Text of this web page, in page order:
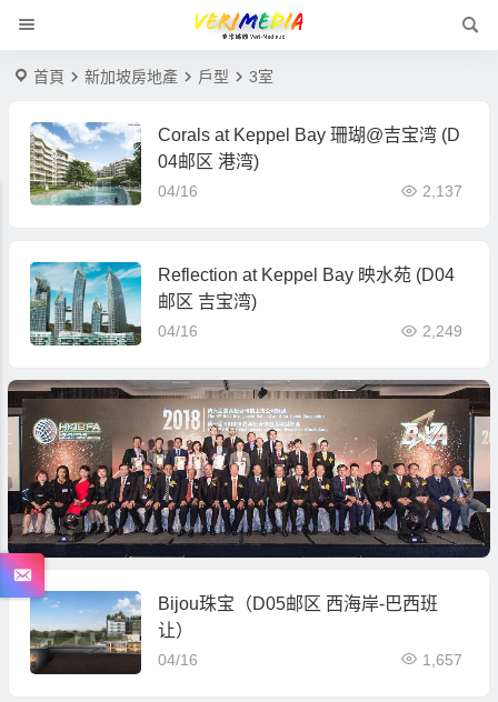
首頁 新加坡房地產 戶型 3室
Corals at Keppel Bay 珊瑚@吉宝湾 (D
04邮区 港湾)
04/16 2,137
Reflection at Keppel Bay 映水苑 (D04
邮区 吉宝湾)
04/16 2,249
Bijou珠宝（D05邮区 西海岸-巴西班
让）
04/16 1,657